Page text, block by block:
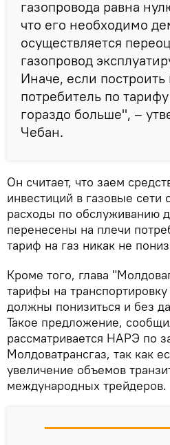
газопровода равна
что его необходимо
осуществляется
газопровод
Иначе, если
потребитель по
гораздо больше", –
Чебан.
Он считает, что заем
инвестиций в газовые сети
расходы по обслуживанию
перенесены на плечи
тариф на газ никак не
Кроме того, глава
тарифы на
должны понизиться и без
Такое предложение,
рассматривается НАРЭ по
Молдоватрансгаз, так как
увеличение объемов
международных трейдеров.